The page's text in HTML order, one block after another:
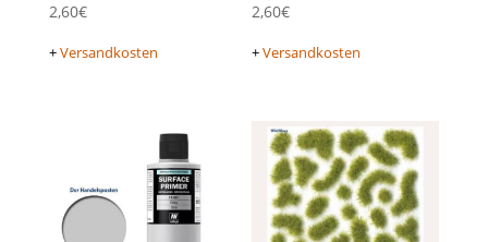
2,60€
+Versandkosten
2,60€
+Versandkosten